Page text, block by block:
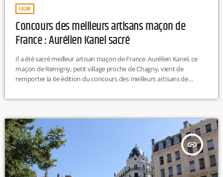
Locale
Concours des meilleurs artisans maçon de
France : Aurélien Kanel sacré
Il a été sacré meilleur artisan maçon de France. Aurélien Kanel, ce
maçon de Remigny, petit village proche de Chagny, vient de
remporter la 6e édition du concours des meilleurs artisans de
Paris. Une épreuve qui veut mettre à l’honneur le savoir-faire des
insert_link